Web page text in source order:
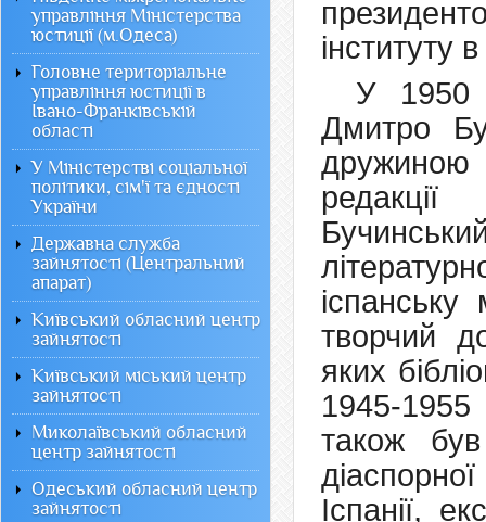
інституту
У 1950
Дмитро
творчий
яких
1945-
також був
Іспанії,
управління Міністерства
юстиції (м.Одеса)
Головне територіальне
управління юстиції в
Івано-Франківській
області
У Міністерстві соціальної
політики, сім'ї та єдності
України
Державна служба
зайнятості (Центральний
апарат)
Київський обласний центр
зайнятості
Київський міський центр
зайнятості
Миколаївський обласний
центр зайнятості
Одеський обласний центр
зайнятості